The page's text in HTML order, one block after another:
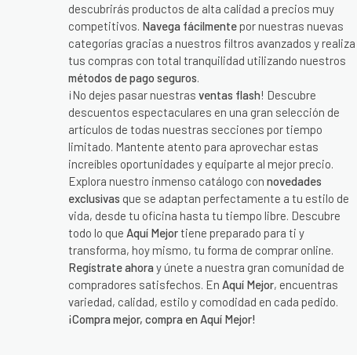
descubrirás productos de alta calidad a precios muy
competitivos. Navega fácilmente por nuestras nuevas
categorías gracias a nuestros filtros avanzados y realiza
tus compras con total tranquilidad utilizando nuestros
métodos de pago seguros.
¡No dejes pasar nuestras ventas flash! Descubre
descuentos espectaculares en una gran selección de
artículos de todas nuestras secciones por tiempo
limitado. Mantente atento para aprovechar estas
increíbles oportunidades y equiparte al mejor precio.
Explora nuestro inmenso catálogo con novedades
exclusivas que se adaptan perfectamente a tu estilo de
vida, desde tu oficina hasta tu tiempo libre. Descubre
todo lo que Aquí Mejortiene preparado para ti y
transforma, hoy mismo, tu forma de comprar online.
Regístrate ahora y únete a nuestra gran comunidad de
compradores satisfechos. En Aquí Mejor, encuentras
variedad, calidad, estilo y comodidad en cada pedido.
¡Compra mejor, compra en Aquí Mejor!